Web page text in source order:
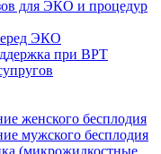
для ЭКО и процедур
ЭКО
при ВРТ
женского бесплодия
мужского бесплодия
(микрожидкостные